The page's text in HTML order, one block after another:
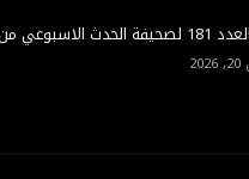
من لندن